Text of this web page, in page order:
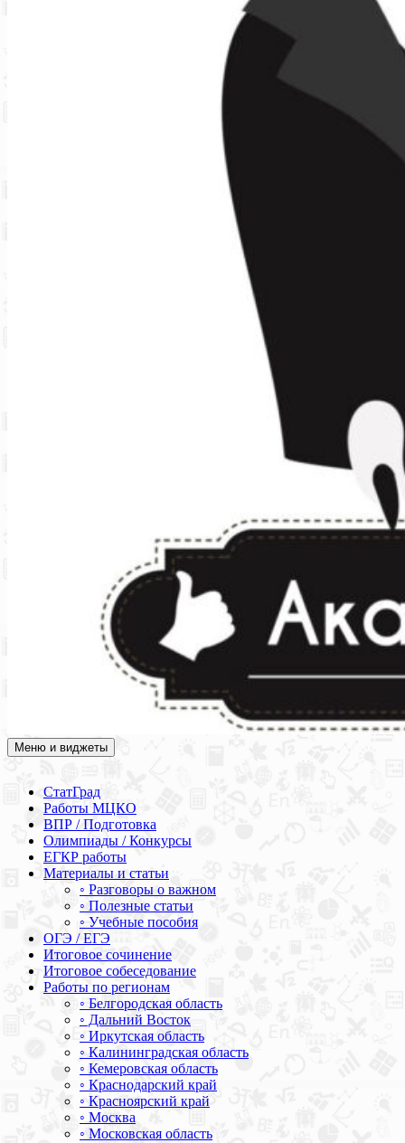
Академия СОВА
Подготовка к ЕГЭ, ОГЭ, ВПР, МЦКО, СтатГрад, КДР, ВОШ,
Меню и виджеты
СтатГрад
Работы МЦКО
ВПР / Подготовка
Олимпиады / Конкурсы
ЕГКР работы
Материалы и статьи
◦ Разговоры о важном
◦ Полезные статьи
◦ Учебные пособия
ОГЭ / ЕГЭ
Итоговое сочинение
Итоговое собеседование
Работы по регионам
◦ Белгородская область
◦ Дальний Восток
◦ Иркутская область
◦ Калининградская область
◦ Кемеровская область
◦ Краснодарский край
◦ Красноярский край
◦ Москва
◦ Московская область